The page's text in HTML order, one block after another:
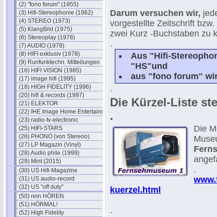
(2) "fono forum" (1955)
(3) Hifi-Stereophonie (1962)
(4) STEREO (1973)
(5) KlangBild (1975)
(6) Stereoplay (1978)
(7) AUDIO (1978)
(8) HIFI exklusiv (1978)
(9) Runfunktechn. Mitteilungen
(16) HIFI VISION (1985)
(17) image hifi (1995)
(18) HIGH FIDELITY (1996)
(20) hifi & records (1997)
(21) ELEKTOR
(22) IHE Image Home Entertainment
(23) radio-tv-electronic
(25) HIFI-STARS
(26) PHONO (von Stereoo)
(27) LP Magazin (Vinyl)
(28) Audio phile (1999)
(29) Mint (2015)
(30) US Hifi-Magazine
(31) US audio-record
(32) US "off duty"
(50) rein HÖREN
(51) HÖRMAL!
(52) High Fidelity
Darum versuchen wir,
vorgestellte Zeitschrift
zwei Kurz -Buchstaben zu
.
Aus "Hifi-
"HS"und
aus "fono forum"
.
Die Kürzel-Liste
.
Die
.
kuerzel.html
.